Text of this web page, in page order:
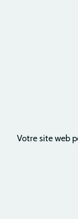
Votre site web